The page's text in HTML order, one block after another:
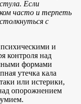
Если
часто и терпеть
с
и
контроля над
формами
утечка кала
или истерики,
опорожнением